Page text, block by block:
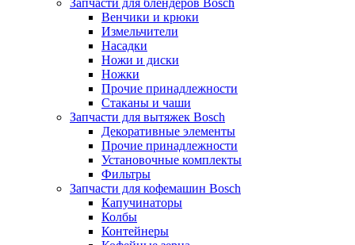
Запчасти для блендеров Bosch
Венчики и крюки
Измельчители
Насадки
Ножи и диски
Ножки
Прочие принадлежности
Стаканы и чаши
Запчасти для вытяжек Bosch
Декоративные элементы
Прочие принадлежности
Установочные комплекты
Фильтры
Запчасти для кофемашин Bosch
Капучинаторы
Колбы
Контейнеры